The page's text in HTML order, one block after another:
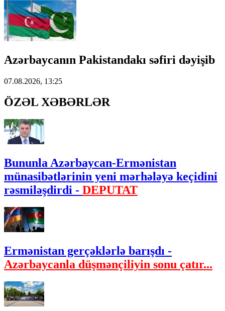
Azərbaycanın Pakistandakı səfiri dəyişib
07.08.2026, 13:25
ÖZƏL XƏBƏRLƏR
Bununla Azərbaycan-Ermənistan
münasibətlərinin yeni mərhələyə keçidini
rəsmiləşdirdi - DEPUTAT
Ermənistan gerçəklərlə barışdı -
Azərbaycanla düşmənçiliyin sonu çatır...